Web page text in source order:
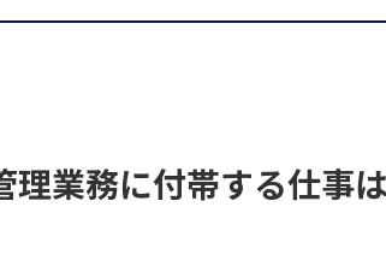
業務に付帯する仕事